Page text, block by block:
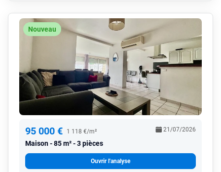
Nouveau
95 000 € 1 118 €/m²
Maison 85 m² - 3 pièces
21/07/2026
Ouvrir l'analyse